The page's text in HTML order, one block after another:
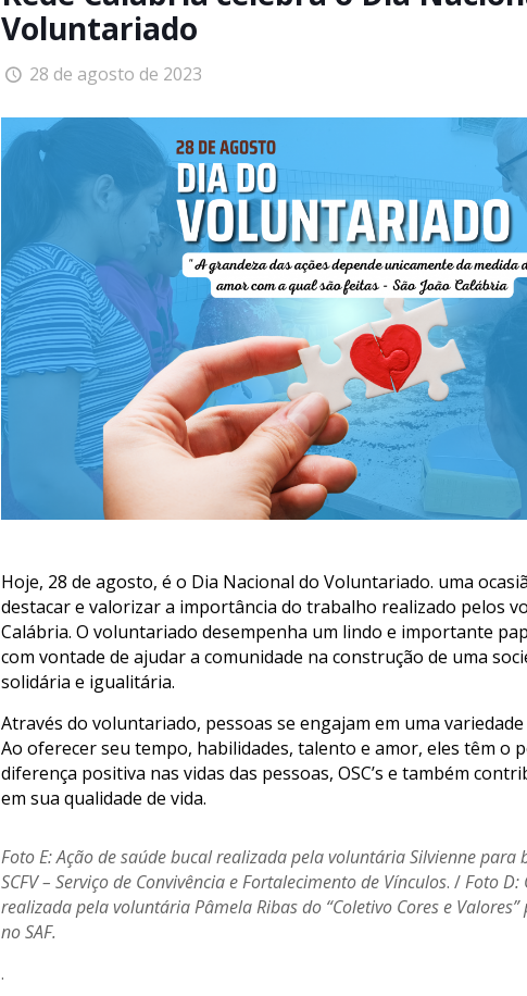
Voluntariado
28 de agosto de 2023
Hoje, 28 de agosto, é o Dia Nacional do Voluntariado. uma
destacar e valorizar a importância do trabalho realizado pelos
Calábria. O voluntariado desempenha um lindo e importante
com vontade de ajudar a comunidade na construção de uma
solidária e igualitária.
Através do voluntariado, pessoas se engajam em uma
Ao oferecer seu tempo, habilidades, talento e amor, eles têm o
diferença positiva nas vidas das pessoas, OSC’s e também
em sua qualidade de vida.
Foto E: Ação de saúde bucal realizada pela voluntária Silvienne
SCFV – Serviço de Convivência e Fortalecimento de Vínculos. /Foto D:
realizada pela voluntária Pâmela Ribas do “Coletivo Cores e
no SAF.
.